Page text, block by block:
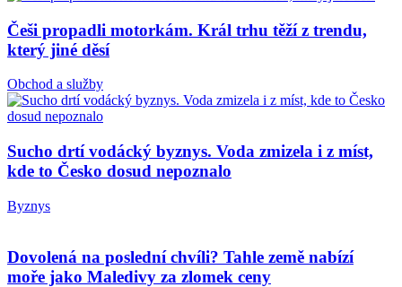
Češi propadli motorkám. Král trhu těží z trendu,
který jiné děsí
Obchod a služby
Sucho drtí vodácký byznys. Voda zmizela i z míst,
kde to Česko dosud nepoznalo
Byznys
Dovolená na poslední chvíli? Tahle země nabízí
moře jako Maledivy za zlomek ceny